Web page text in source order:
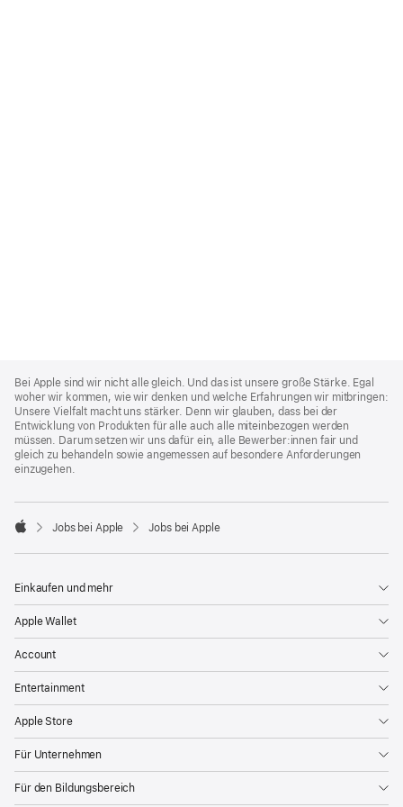
Footer
Bei Apple sind wir nicht alle gleich. Und das ist unsere große Stärke. Egal
woher wir kommen, wie wir denken und welche Erfahrungen wir mitbringen:
Unsere Vielfalt macht uns stärker. Denn wir glauben, dass bei der
Entwicklung von Produkten für alle auch alle miteinbezogen werden
müssen. Darum setzen wir uns dafür ein, alle Bewerber:innen fair und
gleich zu behandeln sowie angemessen auf besondere Anforderungen
einzugehen.

Jobs bei Apple Jobs bei Apple
Einkaufen und mehr
Apple Wallet
Account
Entertainment
Apple Store
Für Unternehmen
Für den Bildungsbereich